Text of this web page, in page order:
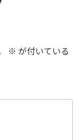
※ が付いている